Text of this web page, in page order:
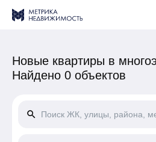
Новые квартиры в
Найдено 0 объектов
search